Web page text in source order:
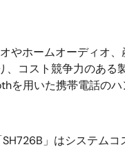
ホームオーディオ
コスト競争力のあ
用いた携帯電話の
」はシステム